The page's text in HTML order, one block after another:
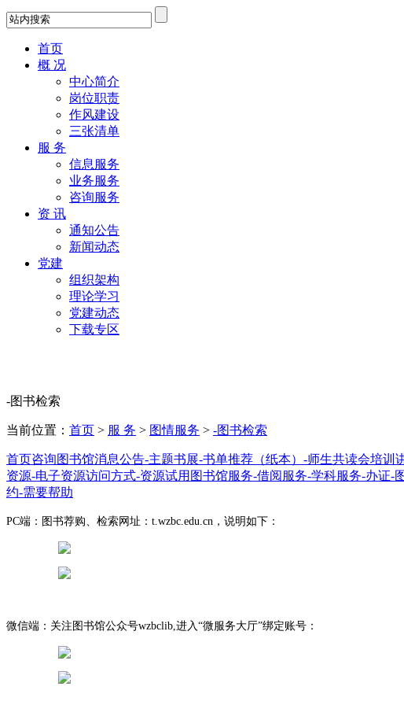
首页
概 况
中心简介
岗位职责
作风建设
三张清单
服 务
信息服务
业务服务
咨询服务
资 讯
通知公告
新闻动态
党建
组织架构
理论学习
党建动态
下载专区
-图书检索
当前位置： 首页 > 服 务 > 图情服务 > -图书检索
首页咨询图书馆消息公告-主题书展-书单推荐（纸本） -师生共读会培训
资源-电子资源访问方式-资源试用 图书馆服务-借阅服务-学科服务-办证-
约-需要帮助
PC端：图书荐购、检索网址：t.wzbc.edu.cn，说明如下：
微信端：关注图书馆公众号wzbclib,进入“微服务大厅”绑定账号：